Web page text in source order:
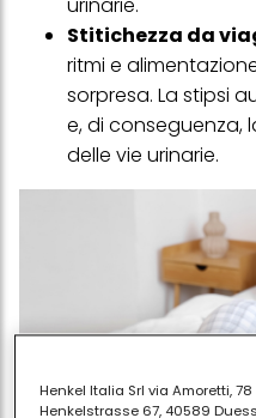
Stitichezza da
ritmi e
sorpresa. La stipsi
e, di conseguenza,
delle vie urinarie.
Henkel Italia Srl via Amoretti, 78
Henkelstrasse 67, 40589